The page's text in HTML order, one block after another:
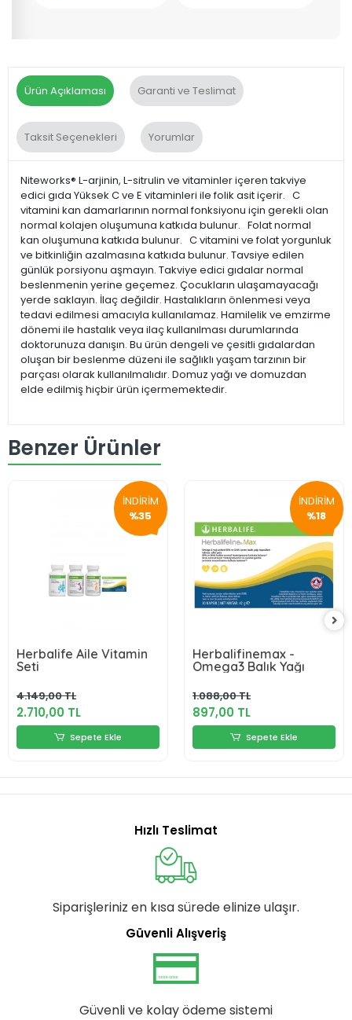
Ürün Açıklaması Garanti ve Teslimat
Taksit Seçenekleri Yorumlar
Niteworks® L-arjinin, L-sitrulin ve vitaminler içeren takviye
edici gıda Yüksek C ve E vitaminleri ile folik asit içerir. C
vitamini kan damarlarının normal fonksiyonu için gerekli olan
normal kolajen oluşumuna katkıda bulunur. Folat normal
kan oluşumuna katkıda bulunur. C vitamini ve folat yorgunluk
ve bitkinliğin azalmasına katkıda bulunur. Tavsiye edilen
günlük porsiyonu aşmayın. Takviye edici gıdalar normal
beslenmenin yerine geçemez. Çocukların ulaşamayacağı
yerde saklayın. İlaç değildir. Hastalıkların önlenmesi veya
tedavi edilmesi amacıyla kullanılamaz. Hamilelik ve emzirme
dönemi ile hastalık veya ilaç kullanılması durumlarında
doktorunuza danışın. Bu ürün dengeli ve çesitli gıdalardan
oluşan bir beslenme düzeni ile sağlıklı yaşam tarzının bir
parçası olarak kullanılmalıdır. Domuz yağı ve domuzdan
elde edilmiş hiçbir ürün içermemektedir.
Benzer Ürünler
İNDİRİM
%35
Herbalife Aile Vitamin
Seti
4.149,00 TL
2.710,00 TL
Sepete Ekle
İNDİRİM
%18
Herbalifinemax -
Omega3 Balık Yağı
1.088,00 TL
897,00 TL
Sepete Ekle
Hızlı Teslimat
Siparişleriniz en kısa sürede elinize ulaşır.
Güvenli Alışveriş
Güvenli ve kolay ödeme sistemi